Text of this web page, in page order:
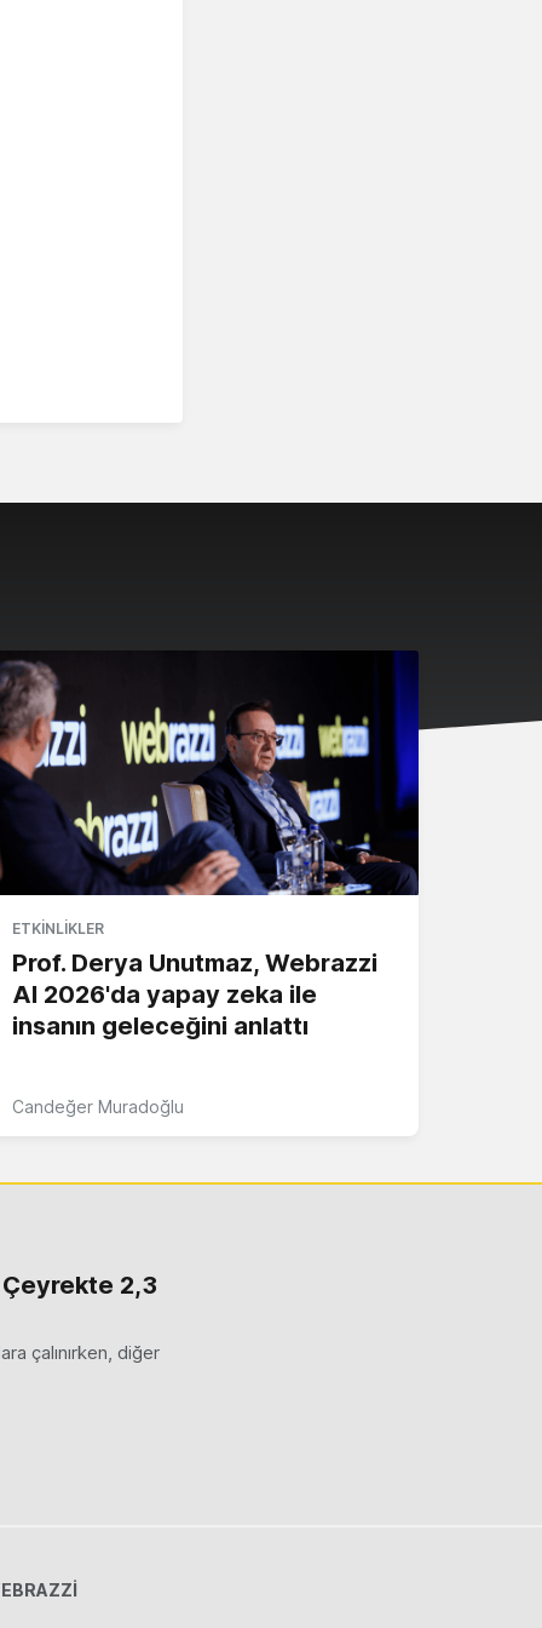
ETKINLIKLER
Prof. Derya Unutmaz, Webrazzi
AI 2026'da yapay zeka ile
insanın geleceğini anlattı
Candeğer Muradoğlu
Çeyrekte 2,3
çalınırken, diğer